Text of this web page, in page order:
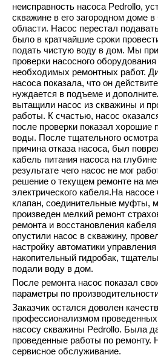
неисправность насоса Pedrollo,
скважине в его загородном доме
области. Насос перестал
было в кратчайшие сроки
подать чистую воду в дом. Мы
проверки насосного
необходимых ремонтных работ.
насоса показала, что он
нуждается в подъеме и
вытащили насос из скважины и
работы. К счастью, насос
после проверки показал хорошие
воды. После тщательного
причина отказа насоса, был
кабель питания насоса на
результате чего насос не мог
решение о текущем ремонте на
электрического кабеля.На
клапан, соединительные муфты,
произведен мелкий ремонт
ремонта и восстановления
опустили насос в скважину,
настройку автоматики
накопительный гидробак,
подали воду в дом.
После ремонта насос показал
параметры по
Заказчик остался доволен
профессионализмом
насосу скважины Pedrollo. Была
проведенные работы по ремонту.
сервисное обслуживание.